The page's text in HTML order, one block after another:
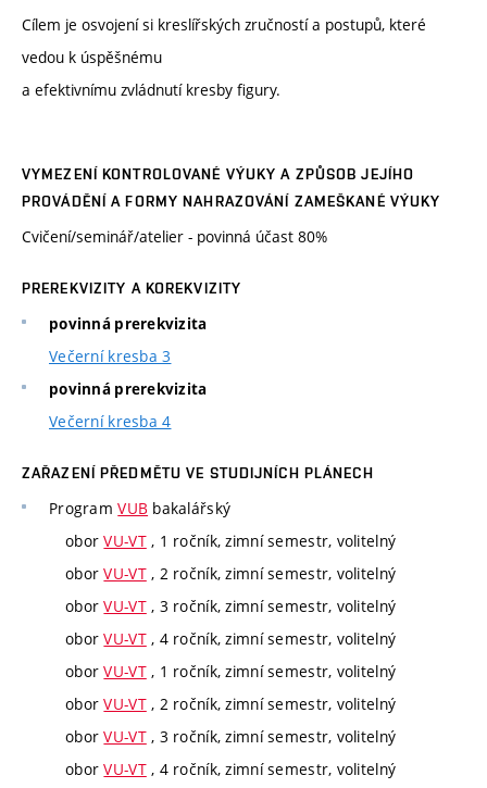
Cílem je osvojení si kreslířských zručností a postupů, které
vedou k úspěšnému
a efektivnímu zvládnutí kresby figury.
VYMEZENÍ KONTROLOVANÉ VÝUKY A ZPŮSOB JEJÍHO
PROVÁDĚNÍ A FORMY NAHRAZOVÁNÍ ZAMEŠKANÉ VÝUKY
Cvičení/seminář/atelier - povinná účast 80%
PREREKVIZITY A KOREKVIZITY
povinná prerekvizita
Večerní kresba 3
povinná prerekvizita
Večerní kresba 4
ZAŘAZENÍ PŘEDMĚTU VE STUDIJNÍCH PLÁNECH
ProgramVUB bakalářský
oborVU-VT, 1 ročník, zimní semestr, volitelný
oborVU-VT, 2 ročník, zimní semestr, volitelný
oborVU-VT, 3 ročník, zimní semestr, volitelný
oborVU-VT, 4 ročník, zimní semestr, volitelný
oborVU-VT, 1 ročník, zimní semestr, volitelný
oborVU-VT, 2 ročník, zimní semestr, volitelný
oborVU-VT, 3 ročník, zimní semestr, volitelný
oborVU-VT, 4 ročník, zimní semestr, volitelný